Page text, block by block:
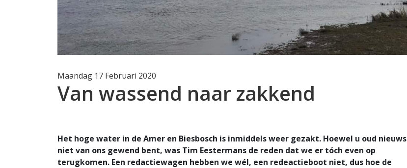
Maandag 17 Februari 2020
Van wassend naar zakkend
Het hoge water in de Amer en Biesbosch is inmiddels weer gezakt. Hoewel u oud nieuws
niet van ons gewend bent, was Tim Eestermans de reden dat we er tóch even op
terugkomen. Een redactiewagen hebben we wél, een redeactieboot niet, dus hoe de